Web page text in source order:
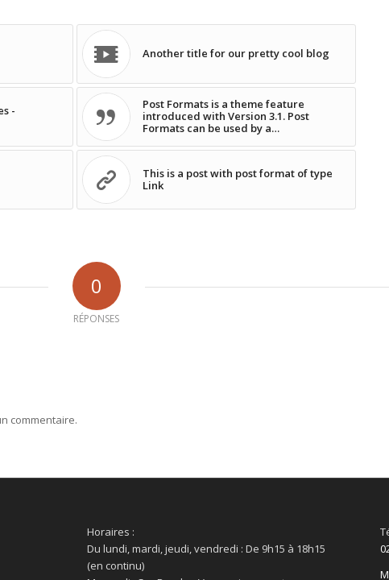
Another title for our pretty cool blog
-
Post Formats is a theme feature
introduced with Version 3.1. Post
Formats can be used by a…
This is a post with post format of type
Link
0
RÉPONSES
commentaire.
Horaires :
Du lundi, mardi, jeudi, vendredi : De 9h15 à 18h15
(en continu)